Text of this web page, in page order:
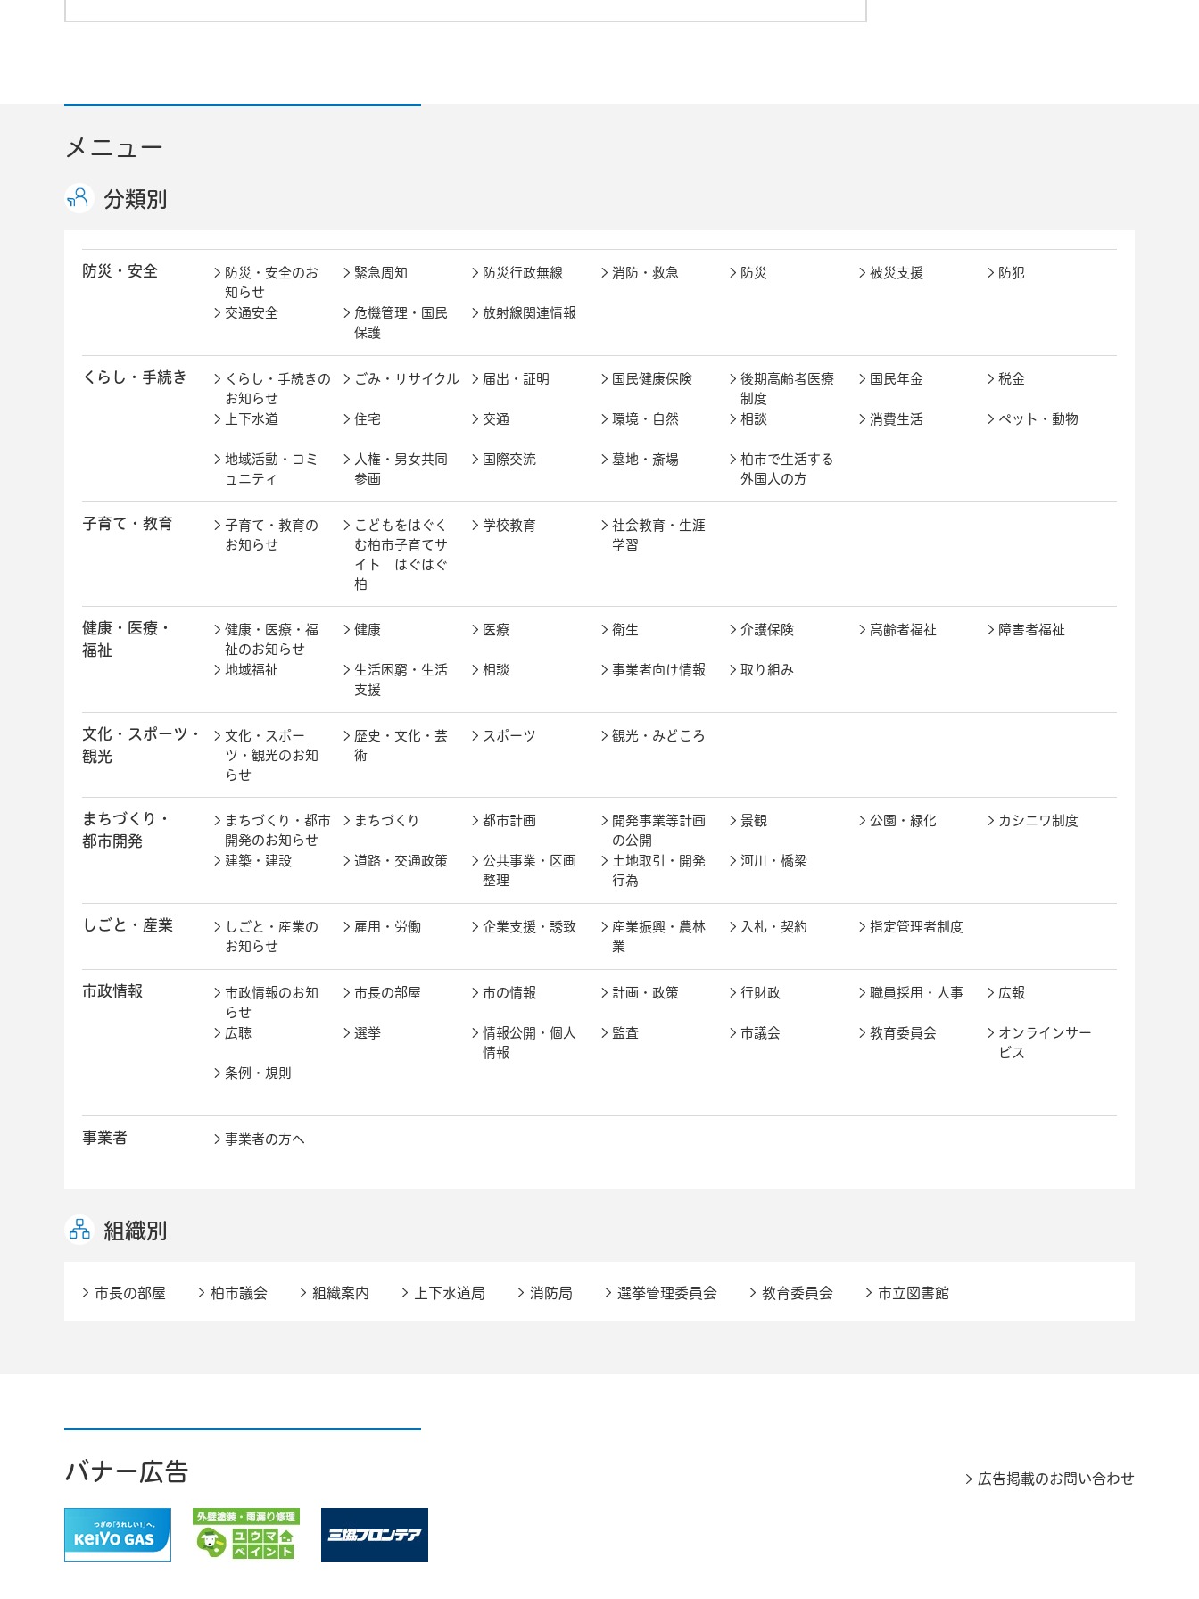
メニュー
分類別
防災・安全
防災・安全のお
知らせ
緊急周知 防災行政無線 消防・救急 防災 被災支援 防犯
交通安全
危機管理・国民
保護
放射線関連情報
くらし・手続き
くらし・手続きの
お知らせ
ごみ・リサイクル 届出・証明 国民健康保険
後期高齢者医療
制度
国民年金 税金
上下水道 住宅 交通 環境・自然 相談 消費生活 ペット・動物
地域活動・コミ
ュニティ
人権・男女共同
参画
国際交流 墓地・斎場
柏市で生活する
外国人の方
子育て・教育
子育て・教育の
お知らせ
こどもをはぐく
む柏市子育てサ
イト はぐはぐ
柏
学校教育
社会教育・生涯
学習
健康・医療・
福祉
健康・医療・福
祉のお知らせ
健康 医療 衛生 介護保険 高齢者福祉 障害者福祉
地域福祉
生活困窮・生活
支援
相談 事業者向け情報 取り組み
文化・スポーツ・
観光
文化・スポー
ツ・観光のお知
らせ
歴史・文化・芸
術
スポーツ 観光・みどころ
まちづくり・
都市開発
まちづくり・都市
開発のお知らせ
まちづくり 都市計画
開発事業等計画
の公開
景観 公園・緑化 カシニワ制度
建築・建設 道路・交通政策
公共事業・区画
整理
土地取引・開発
行為
河川・橋梁
しごと・産業
しごと・産業の
お知らせ
雇用・労働 企業支援・誘致
産業振興・農林
業
入札・契約 指定管理者制度
市政情報
市政情報のお知
らせ
市長の部屋 市の情報 計画・政策 行財政 職員採用・人事 広報
広聴 選挙
情報公開・個人
情報
監査 市議会 教育委員会
オンラインサー
ビス
条例・規則
事業者 事業者の方へ
組織別
市長の部屋 柏市議会 組織案内 上下水道局 消防局 選挙管理委員会 教育委員会 市立図書館
バナー広告 広告掲載のお問い合わせ